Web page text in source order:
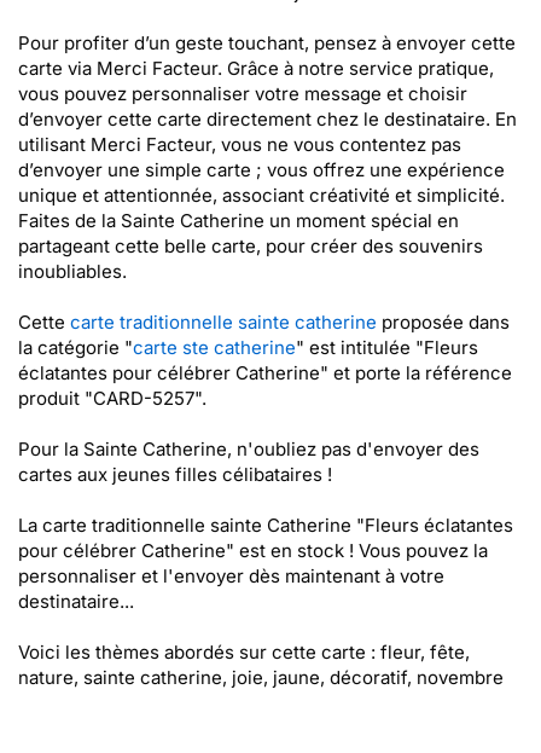
Pour profiter d’un geste touchant, pensez à envoyer cette
carte via Merci Facteur. Grâce à notre service pratique,
vous pouvez personnaliser votre message et choisir
d’envoyer cette carte directement chez le destinataire. En
utilisant Merci Facteur, vous ne vous contentez pas
d’envoyer une simple carte ; vous offrez une expérience
unique et attentionnée, associant créativité et simplicité.
Faites de la Sainte Catherine un moment spécial en
partageant cette belle carte, pour créer des souvenirs
inoubliables.
Cette carte traditionnelle sainte catherine proposée dans
la catégorie "carte ste catherine" est intitulée "Fleurs
éclatantes pour célébrer Catherine" et porte la référence
produit "CARD-5257".
Pour la Sainte Catherine, n'oubliez pas d'envoyer des
cartes aux jeunes filles célibataires !
La carte traditionnelle sainte Catherine "Fleurs éclatantes
pour célébrer Catherine" est en stock ! Vous pouvez la
personnaliser et l'envoyer dès maintenant à votre
destinataire...
Voici les thèmes abordés sur cette carte : fleur, fête,
nature, sainte catherine, joie, jaune, décoratif, novembre